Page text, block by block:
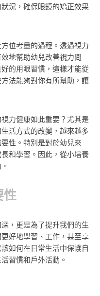
況，確保眼鏡的矯正效果
位考量的過程。透過視力
地幫助幼兒改善視力問
的用眼習慣，這樣才能從
法能夠對你有所幫助，讓
力健康如此重要？尤其是
活方式的改變，越來越多
性。特別是對於幼兒來
和學習。因此，從小培養
性
，更是為了提升我們的生
好地學習、工作，甚至享
如何在日常生活中保護自
習慣和戶外活動。